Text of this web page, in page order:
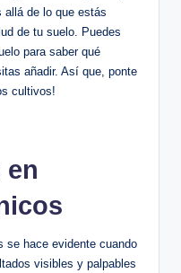
allá de lo que estás
de tu suelo. Puedes
para saber qué
añadir. Así que, ponte
cultivos!
en
se hace evidente cuando
visibles y palpables